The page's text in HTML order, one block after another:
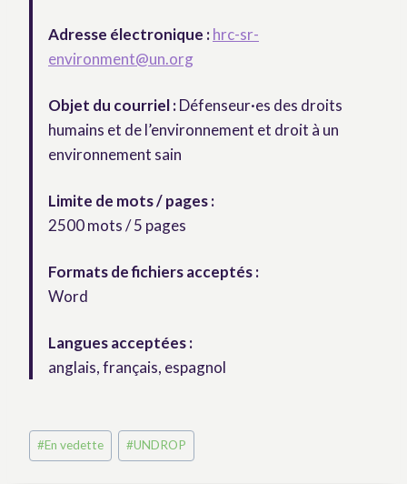
Adresse électronique :hrc-sr-
environment@un.org
Objet du courriel :Défenseur·es des droits
humains et de l’environnement et droit à un
environnement sain
Limite de mots / pages :
2500 mots / 5 pages
Formats de fichiers acceptés :
Word
Langues acceptées :
anglais, français, espagnol
Post
Tags:
#En vedette #UNDROP